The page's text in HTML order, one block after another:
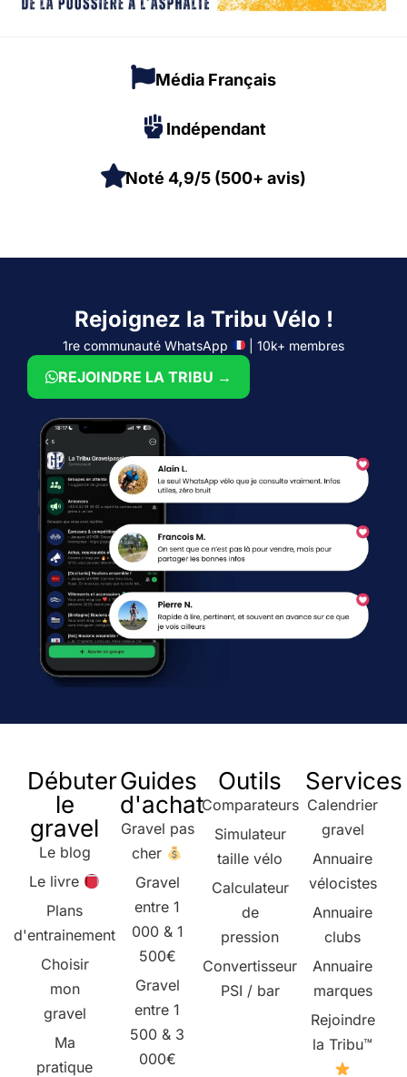
Média Français
Indépendant
Noté 4,9/5 (500+ avis)
Rejoignez la Tribu Vélo !
1re communauté WhatsApp | 10k+ membres
REJOINDRE LA TRIBU →
Débuter
le
gravel
Le blog
Le livre
Plans
d'entrainement
Choisir
mon
gravel
Ma
pratique
Guides
d'achat
Gravel pas
cher
Gravel
entre 1
000 & 1
500€
Gravel
entre 1
500 & 3
000€
Outils
Comparateurs
Simulateur
taille vélo
Calculateur
de
pression
Convertisseur
PSI / bar
Services
Calendrier
gravel
Annuaire
vélocistes
Annuaire
clubs
Annuaire
marques
Rejoindre
la Tribu™